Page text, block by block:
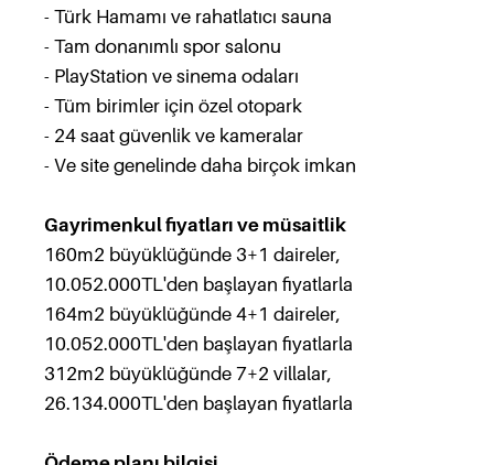
- Türk Hamamı ve rahatlatıcı sauna
- Tam donanımlı spor salonu
- PlayStation ve sinema odaları
- Tüm birimler için özel otopark
- 24 saat güvenlik ve kameralar
- Ve site genelinde daha birçok imkan
Gayrimenkul fiyatları ve müsaitlik
160m2 büyüklüğünde 3+1 daireler,
10.052.000TL'den başlayan fiyatlarla
164m2 büyüklüğünde 4+1 daireler,
10.052.000TL'den başlayan fiyatlarla
312m2 büyüklüğünde 7+2 villalar,
26.134.000TL'den başlayan fiyatlarla